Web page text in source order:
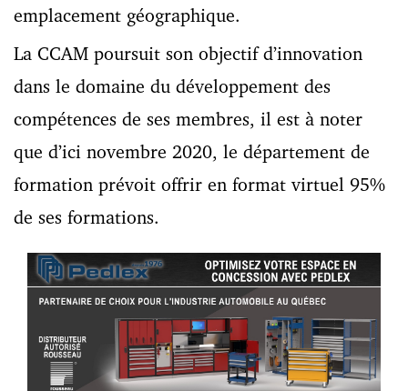
emplacement géographique.
La CCAM poursuit son objectif d’innovation
dans le domaine du développement des
compétences de ses membres, il est à noter
que d’ici novembre 2020, le département de
formation prévoit offrir en format virtuel 95%
de ses formations.